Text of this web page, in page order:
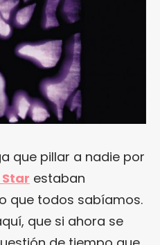
que pillar a nadie por
estaban
que todos sabíamos.
que si ahora se